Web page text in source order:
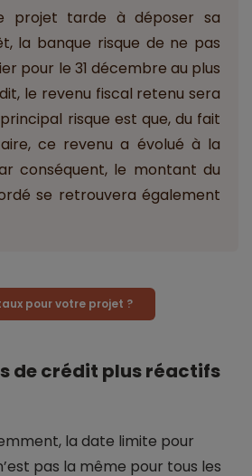
projet tarde à déposer sa
la banque risque de ne pas
pour le 31 décembre au plus
le revenu fiscal retenu sera
risque est que, du fait
ce revenu a évolué à la
conséquent, le montant du
se retrouvera également
pour votre projet ?
de crédit plus réactifs
la date limite pour
pas la même pour tous les